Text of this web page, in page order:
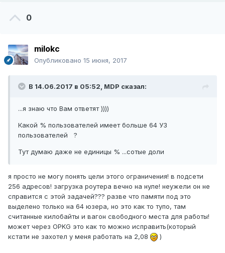
0
milokc
Опубликовано 15 июня, 2017
В 14.06.2017 в 05:52, MDP сказал:
...я знаю что Вам ответят ))))
Какой % пользователей имеет больше 64 УЗ
пользователей ?
Тут думаю даже не единицы % ...сотые доли
я просто не могу понять цели этого ограничения! в подсети
256 адресов! загрузка роутера вечно на нуле! неужели он не
справится с этой задачей??? разве что памяти под это
выделено только на 64 юзера, но это как то тупо, там
считанные килобайты и вагон свободного места для работы!
может через OPKG это как то можно исправить(который
кстати не захотел у меня работать на 2,08
)